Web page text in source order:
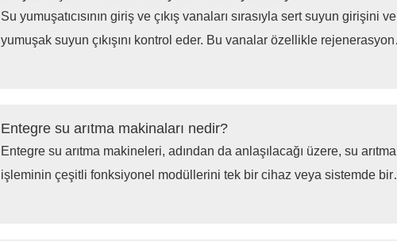
Su yumuşatıcısının giriş ve çıkış vanaları sırasıyla sert suyun girişini ve
yumuşak suyun çıkışını kontrol eder. Bu vanalar özellikle rejenerasyon
Entegre su arıtma makinaları nedir?
Entegre su arıtma makineleri, adından da anlaşılacağı üzere, su arıtma
işleminin çeşitli fonksiyonel modüllerini tek bir cihaz veya sistemde bir